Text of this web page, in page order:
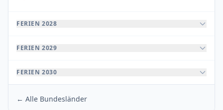
FERIEN 2028
FERIEN 2029
FERIEN 2030
← Alle Bundesländer